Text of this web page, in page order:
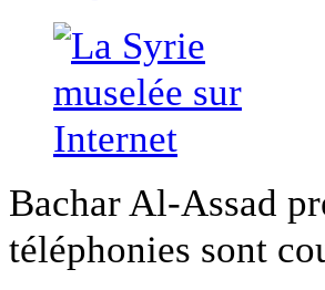
Bachar Al-Assad
téléphonies sont